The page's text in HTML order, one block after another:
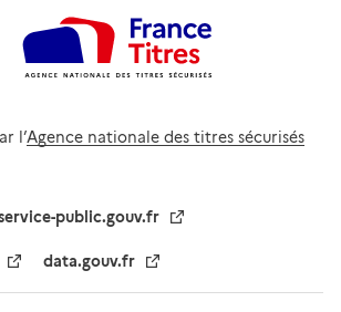
l’Agence nationale des titres sécurisés
public.gouv.fr
data.gouv.fr